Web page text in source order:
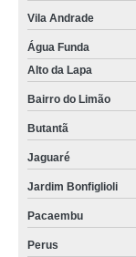
Vila Andrade
Água Funda
Alto da Lapa
Bairro do Limão
Butantã
Jaguaré
Jardim Bonfiglioli
Pacaembu
Perus